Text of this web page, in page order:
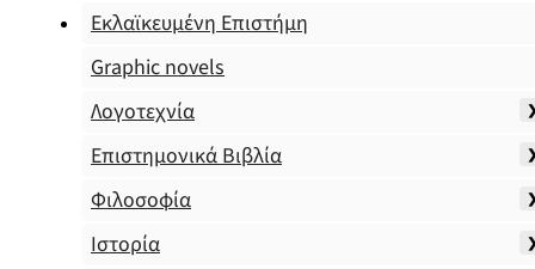
Εκλαϊκευμένη Επιστήμη
Graphic novels
Λογοτεχνία
Επιστημονικά Βιβλία
Φιλοσοφία
Ιστορία